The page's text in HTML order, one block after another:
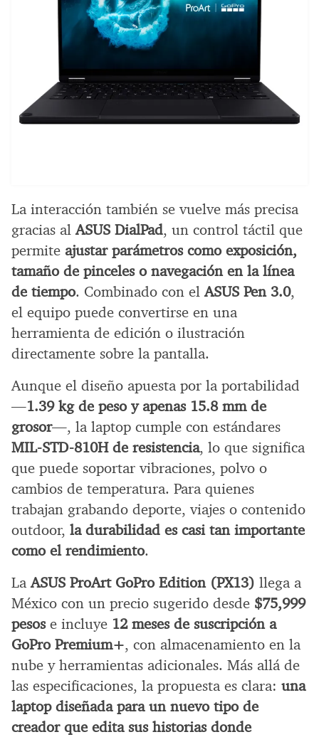
La interacción también se vuelve más precisa
gracias alASUS DialPad, un control táctil que
permite ajustar parámetros como exposición,
tamaño de pinceles o navegación en la línea
de tiempo. Combinado con elASUS Pen 3.0,
el equipo puede convertirse en una
herramienta de edición o ilustración
directamente sobre la pantalla.
Aunque el diseño apuesta por la portabilidad
—1.39 kg de peso y apenas 15.8 mm de
grosor—, la laptop cumple con estándares
MIL-STD-810H de resistencia, lo que significa
que puede soportar vibraciones, polvo o
cambios de temperatura. Para quienes
trabajan grabando deporte, viajes o contenido
outdoor, la durabilidad es casi tan importante
como el rendimiento.
LaASUS ProArt GoPro Edition (PX13) llega a
México con un precio sugerido desde $75,999
pesose incluye 12 meses de suscripción a
GoPro Premium+, con almacenamiento en la
nube y herramientas adicionales. Más allá de
las especificaciones, la propuesta es clara: una
laptop diseñada para un nuevo tipo de
creador que edita sus historias donde